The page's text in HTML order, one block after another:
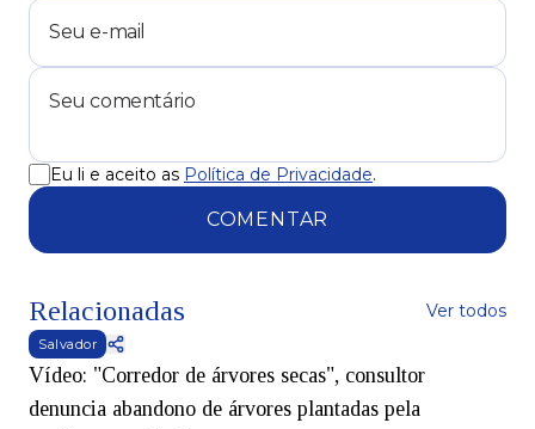
Eu li e aceito as Política de Privacidade.
COMENTAR
Relacionadas Ver todos
Salvador
Vídeo: "Corredor de árvores secas", consultor
denuncia abandono de árvores plantadas pela